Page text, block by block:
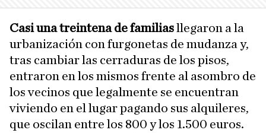
Casi una treintena de familiasllegaron a la
urbanización con furgonetas de mudanza y,
tras cambiar las cerraduras de los pisos,
entraron en los mismos frente al asombro de
los vecinos que legalmente se encuentran
viviendo en el lugar pagando sus alquileres,
que oscilan entre los 800 y los 1.500 euros.